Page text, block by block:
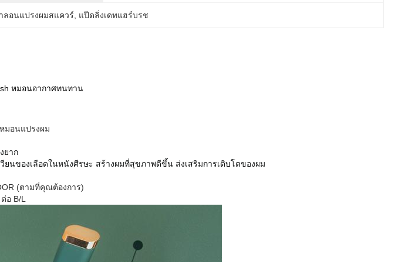
ลอนแปรงผมสแควร์ แป๊ดลิ่งเดทแฮร์บรช
หมอนอากาศทนทาน
มอนแปรงผม
ยาก
ยนของเลือดในหนังศีรษะ สร้างผมที่สุขภาพดีขึ้น ส่งเสริมการเติบโตของผม
(ตามที่คุณต้องการ)
อ B/L